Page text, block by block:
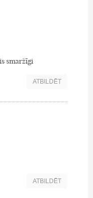
smaržīgi
ATBILDĒT
ATBILDĒT